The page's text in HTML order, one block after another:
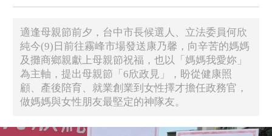
適逢母親節前夕，台中市長候選人、立法委員何欣
純今(9)日前往霧峰市場發送康乃馨，向辛苦的媽媽
及攤商鄉親獻上母親節祝福，也以「媽媽我愛妳」
為主軸，提出母親節「6欣政見」，盼從健康照
顧、產後陪育、就業創業到女性擇才擔任政務官，
做媽媽與女性朋友最堅定的神隊友。